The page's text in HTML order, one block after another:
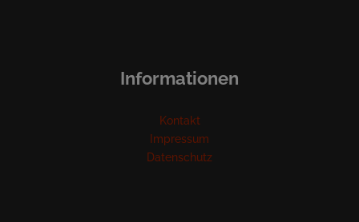
Informationen
Kontakt
Impressum
Datenschutz